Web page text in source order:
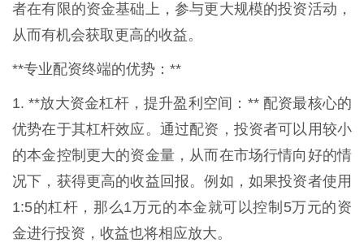
者在有限的资金基础上，参与更大规模的投资活动，
从而有机会获取更高的收益。
**专业配资终端的优势：**
1. **放大资金杠杆，提升盈利空间：** 配资最核心的
优势在于其杠杆效应。通过配资，投资者可以用较小
的本金控制更大的资金量，从而在市场行情向好的情
况下，获得更高的收益回报。例如，如果投资者使用
1:5的杠杆，那么1万元的本金就可以控制5万元的资
金进行投资，收益也将相应放大。